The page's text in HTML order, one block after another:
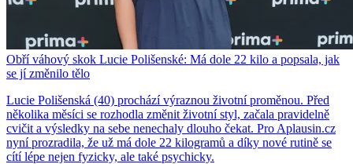
Obří váhový skok Lucie Polišenské: Má dole 22 kilo a popsala, jak
se jí změnilo tělo
Lucie Polišenská (40) prochází výraznou životní proměnou. Před
několika měsíci se rozhodla změnit životní styl, začala pravidelně
cvičit a výsledky na sebe nenechaly dlouho čekat. Pro Aplausin.cz
nyní prozradila, že už má dole 22 kilogramů a díky nové rutině se
cítí lépe nejen fyzicky, ale také psychicky.